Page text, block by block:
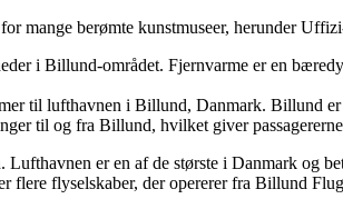
mange berømte kunstmuseer, herunder
i Billund-området. Fjernvarme er en
til lufthavnen i Billund, Danmark.
til og fra Billund, hvilket giver
er en af de største i Danmark og
flyselskaber, der opererer fra Billund